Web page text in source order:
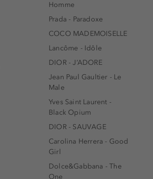
Homme
Prada - Paradoxe
COCO MADEMOISELLE
Lancôme - Idôle
DIOR - J’ADORE
Jean Paul Gaultier - Le
Male
Yves Saint Laurent -
Black Opium
DIOR - SAUVAGE
Carolina Herrera - Good
Girl
Dolce&Gabbana - The
One